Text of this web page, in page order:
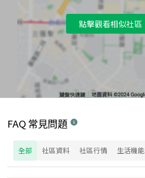
點擊觀看相似社區
FAQ 常見問題
全部 社區資料 社區行情 生活機能